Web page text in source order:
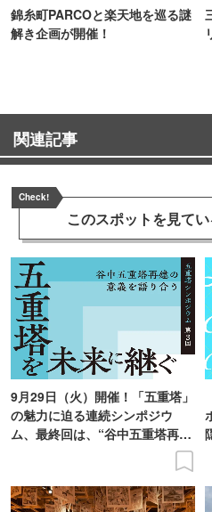
錦糸町PARCOと楽天地を巡る謎
解き企画が開催！
関連記事
Check!
このスポットを見て
9月29日（火）開催！「五重塔」
の魅力に迫る連続シンポジウ
ム、最終回は、“谷中五重塔再建